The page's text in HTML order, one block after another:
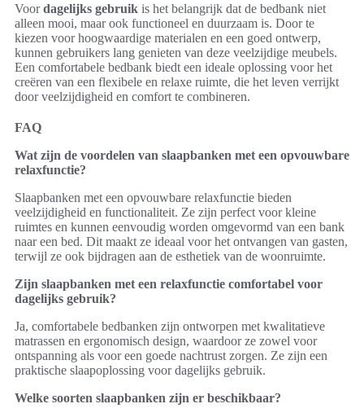
Voordagelijks gebruik is het belangrijk dat de bedbank niet
alleen mooi, maar ook functioneel en duurzaam is. Door te
kiezen voor hoogwaardige materialen en een goed ontwerp,
kunnen gebruikers lang genieten van deze veelzijdige meubels.
Een comfortabele bedbank biedt een ideale oplossing voor het
creëren van een flexibele en relaxe ruimte, die het leven verrijkt
door veelzijdigheid en comfort te combineren.
FAQ
Wat zijn de voordelen van slaapbanken met een opvouwbare
relaxfunctie?
Slaapbanken met een opvouwbare relaxfunctie bieden
veelzijdigheid en functionaliteit. Ze zijn perfect voor kleine
ruimtes en kunnen eenvoudig worden omgevormd van een bank
naar een bed. Dit maakt ze ideaal voor het ontvangen van gasten,
terwijl ze ook bijdragen aan de esthetiek van de woonruimte.
Zijn slaapbanken met een relaxfunctie comfortabel voor
dagelijks gebruik?
Ja, comfortabele bedbanken zijn ontworpen met kwalitatieve
matrassen en ergonomisch design, waardoor ze zowel voor
ontspanning als voor een goede nachtrust zorgen. Ze zijn een
praktische slaapoplossing voor dagelijks gebruik.
Welke soorten slaapbanken zijn er beschikbaar?